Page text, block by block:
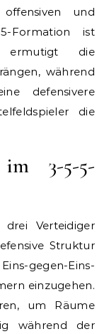
und
Formation ist
ermutigt die
während
defensivere
die
im 3-5-5-
Verteidiger
Struktur
gegen-Eins-
einzugehen.
um Räume
während der